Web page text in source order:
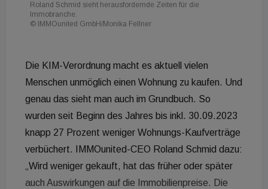
Roland Schmid sieht herausfordernde Zeiten für die
Immobranche.
© IMMOunited GmbH/Monika Fellner
Die KIM-Verordnung macht es aktuell vielen
Menschen unmöglich einen Wohnung zu kaufen. Und
genau das sieht man auch im Grundbuch. So
wurden seit Beginn des Jahres bis inkl. 30.09.2023
knapp 27 Prozent weniger Wohnungs-Kaufverträge
verbüchert. IMMOunited-CEO Roland Schmid dazu:
„Wird weniger gekauft, hat das früher oder später
auch Auswirkungen auf die Immobilienpreise. Die